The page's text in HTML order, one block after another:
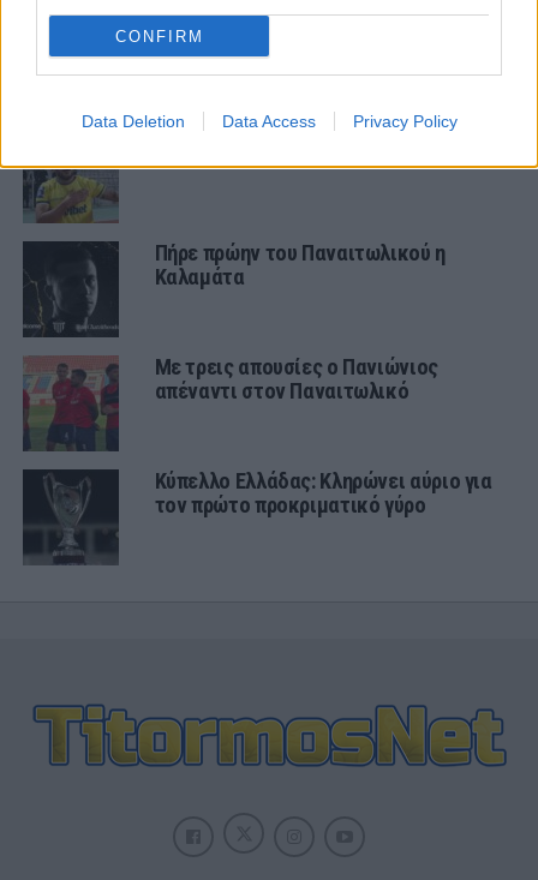
CONFIRM
Data Deletion Data Access Privacy Policy
Στον ΑΠΟΕΛ ο Πέρες
Πήρε πρώην του Παναιτωλικού η
Καλαμάτα
Με τρεις απουσίες ο Πανιώνιος
απέναντι στον Παναιτωλικό
Κύπελλο Ελλάδας: Κληρώνει αύριο για
τον πρώτο προκριματικό γύρο